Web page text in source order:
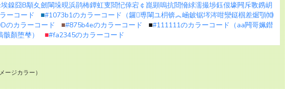
囧В顒夊劒閳垛晛浜鹃柨鐔虹叓閸忋倖宕￠崑顕嗚抗閸愶絿濡撮埗鈺佷壕闁斥斁鎸岄
ーコード ■#1073b1のカラーコード（鑼尃閳ユ枂锛︽崡鈹锯埁涔咁灓鎹椢差煀顎⑽
のカラーコード ■#875b4eのカラーコード ■#111111のカラーコード（aa闁哥姵鐟
顏堕梺）
■#fa2345のカラーコード
ージカラー）